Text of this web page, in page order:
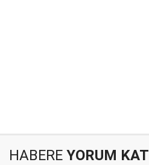
HABERE YORUM KAT